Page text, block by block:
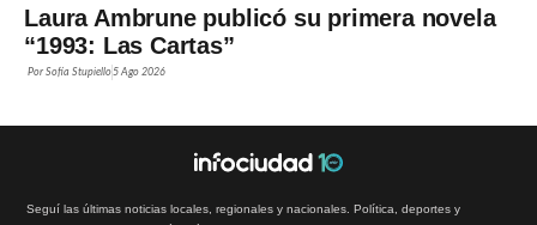
Laura Ambrune publicó su primera novela
“1993: Las Cartas”
PorSofía Stupiello 5 Ago 2026
Seguí las últimas noticias locales, regionales y nacionales. Política, deportes y